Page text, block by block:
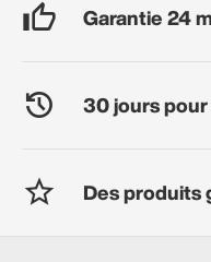
Garantie 24
30 jours
Des produits